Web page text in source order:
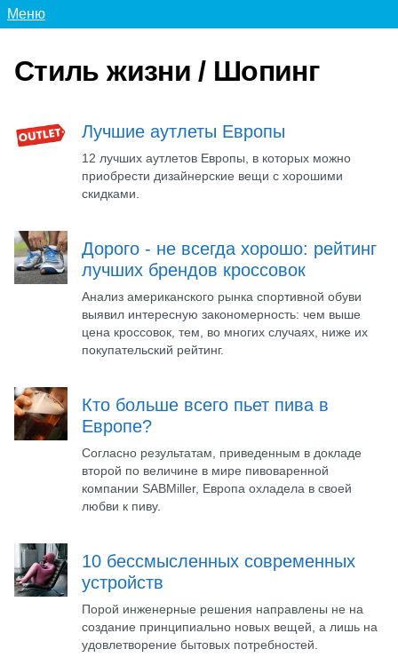
Меню
Стиль жизни / Шопинг
Лучшие аутлеты Европы
12 лучших аутлетов Европы, в которых можно
приобрести дизайнерские вещи с хорошими
скидками.
Дорого - не всегда хорошо: рейтинг
лучших брендов кроссовок
Анализ американского рынка спортивной обуви
выявил интересную закономерность: чем выше
цена кроссовок, тем, во многих случаях, ниже их
покупательский рейтинг.
Кто больше всего пьет пива в
Европе?
Согласно результатам, приведенным в докладе
второй по величине в мире пивоваренной
компании SABMiller, Европа охладела в своей
любви к пиву.
10 бессмысленных современных
устройств
Порой инженерные решения направлены не на
создание принципиально новых вещей, а лишь на
удовлетворение бытовых потребностей.